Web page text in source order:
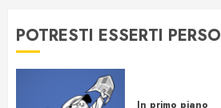
POTRESTI ESSERTI PERSO
In primo piano